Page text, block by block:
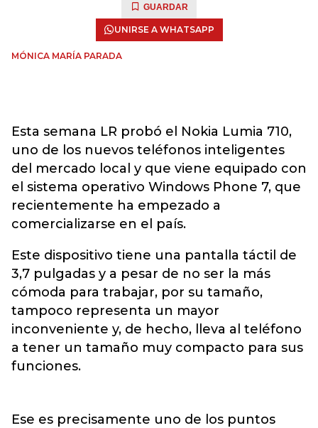
GUARDAR
UNIRSE A WHATSAPP
MÓNICA MARÍA PARADA
Esta semana LR probó el Nokia Lumia 710,
uno de los nuevos teléfonos inteligentes
del mercado local y que viene equipado con
el sistema operativo Windows Phone 7, que
recientemente ha empezado a
comercializarse en el país.
Este dispositivo tiene una pantalla táctil de
3,7 pulgadas y a pesar de no ser la más
cómoda para trabajar, por su tamaño,
tampoco representa un mayor
inconveniente y, de hecho, lleva al teléfono
a tener un tamaño muy compacto para sus
funciones.
Ese es precisamente uno de los puntos